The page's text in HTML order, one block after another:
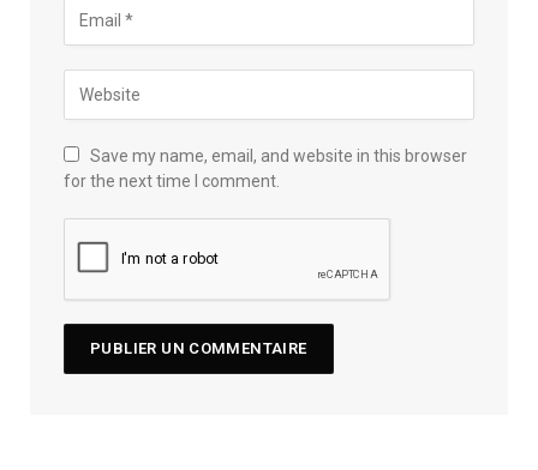
Save my name, email, and website in this browser
for the next time I comment.